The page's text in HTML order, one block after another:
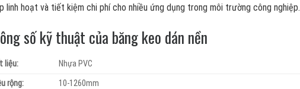
linh hoạt và tiết kiệm chi phí cho nhiều ứng dụng trong môi trường công nghiệp.
số kỹ thuật của băng keo dán nền
liệu:
Nhựa PVC
rộng:
10-1260mm